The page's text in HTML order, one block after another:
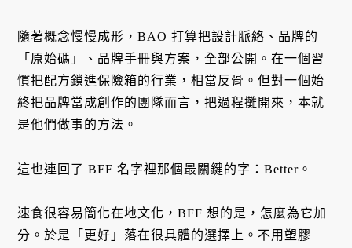
隨著概念慢慢成形，BAO 打算把設計脈絡、品牌的
「原始碼」、品牌手冊與方案，全部公開。在一個習
慣把配方鎖進保險箱的行業，相當反骨。但對一個始
終把品牌當成創作的團隊而言，把過程攤開來，本就
是他們做事的方法。
這也連回了 BFF 名字裡那個最關鍵的字：Better。
速食很容易簡化在地文化，BFF 想的是，怎麼為它加
分。於是「更好」落在很具體的選擇上。不用塑膠